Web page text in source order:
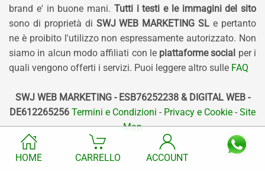
brand e' in buone mani. Tutti i testi e le immagini del sito
sono di proprietà di SWJ WEB MARKETING SL e pertanto
ne è proibito l'utilizzo non espressamente autorizzato. Non
siamo in alcun modo affiliati con le piattaforme social per i
quali vengono offerti i servizi. Puoi leggere altro sulle FAQ
SWJ WEB MARKETING - ESB76252238 & DIGITAL WEB -
DE612265256 Termini e Condizioni - Privacy e Cookie - Site
Map
HOME CARRELLO ACCOUNT